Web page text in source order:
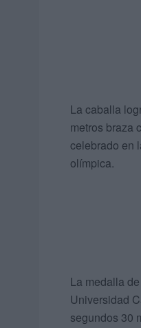
La caballa
metros braza
celebrado en
olímpica.
La medalla
Universidad
segundos 30